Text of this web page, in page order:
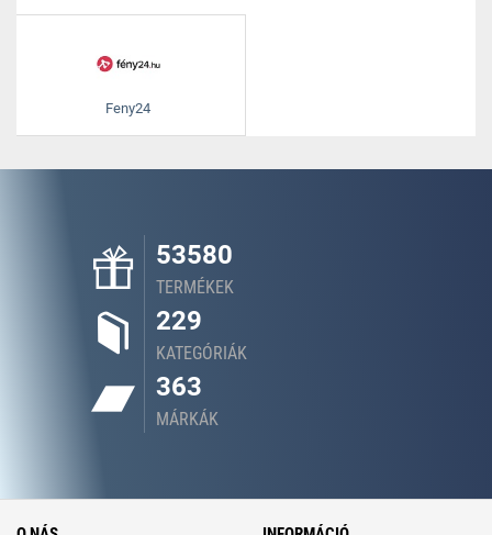
Feny24
53580
TERMÉKEK
229
KATEGÓRIÁK
363
MÁRKÁK